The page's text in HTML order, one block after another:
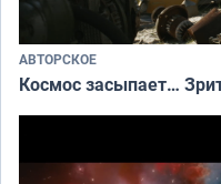
АВТОРСКОЕ
Космос засыпает…